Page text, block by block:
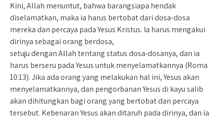
Kini, Allah menuntut, bahwa barangsiapa hendak
diselamatkan, maka ia harus bertobat dari dosa-dosa
mereka dan percaya pada Yesus Kristus. Ia harus mengakui
dirinya sebagai orang berdosa,
setuju dengan Allah tentang status dosa-dosanya, dan ia
harus berseru pada Yesus untuk menyelamatkannya (Roma
10:13). Jika ada orang yang melakukan hal ini, Yesus akan
menyelamatkannya, dan pengorbanan Yesus di kayu salib
akan dihitungkan bagi orang yang bertobat dan percaya
tersebut. Kebenaran Yesus akan ditaruh pada dirinya, dan ia